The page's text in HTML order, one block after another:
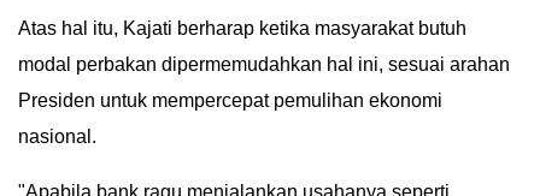
OPINI
INFOGRAFIS
Atas hal itu, Kajati berharap ketika masyarakat butuh
modal perbakan dipermemudahkan hal ini, sesuai arahan
Presiden untuk mempercepat pemulihan ekonomi
nasional.